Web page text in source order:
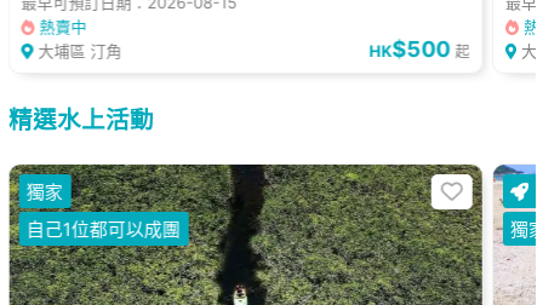
熱賣中
大埔區 汀角
HK$500 起
熱
大
精選水上活動
獨家
自己1位都可以成團
獨